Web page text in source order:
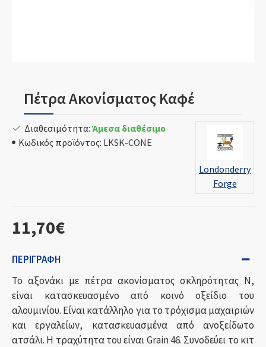
Πέτρα Ακονίσματος Καφέ
11,70€
Διαθεσιμότητα: Άμεσα διαθέσιμο
Κωδικός προϊόντος: LKSK-CONE
Londonderry
Forge
ΠΕΡΙΓΡΑΦΉ
Το αξονάκι με πέτρα ακονίσματος σκληρότητας N,
είναι κατασκευασμένο από κοινό οξείδιο του
αλουμινίου. Είναι κατάλληλο για το τρόχισμα μαχαιριών
και εργαλείων, κατασκευασμένα από ανοξείδωτο
ατσάλι. Η τραχύτητα του είναι Grain 46. Συνοδεύει το κιτ